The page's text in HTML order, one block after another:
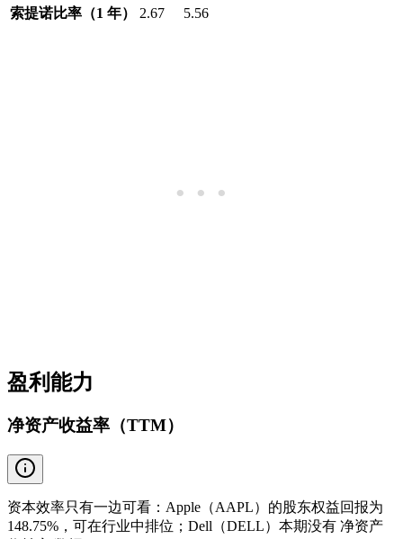
索提诺比率（1 年）
2.67 5.56
盈利能力
净资产收益率（TTM）
资本效率只有一边可看：Apple（AAPL）的股东权益回报为
148.75%，可在行业中排位；Dell（DELL）本期没有 净资产